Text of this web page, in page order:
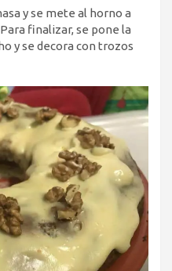
y se mete al horno a
finalizar, se pone la
y se decora con trozos